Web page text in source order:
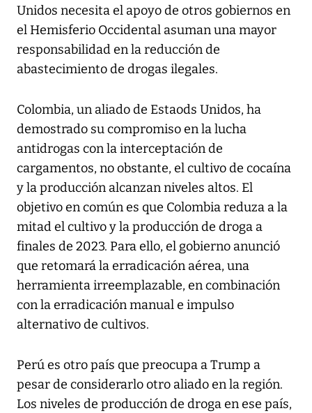
Unidos necesita el apoyo de otros gobiernos en
el Hemisferio Occidental asuman una mayor
responsabilidad en la reducción de
abastecimiento de drogas ilegales.
Colombia, un aliado de Estaods Unidos, ha
demostrado su compromiso en la lucha
antidrogas con la interceptación de
cargamentos, no obstante, el cultivo de cocaína
y la producción alcanzan niveles altos. El
objetivo en común es que Colombia reduza a la
mitad el cultivo y la producción de droga a
finales de 2023. Para ello, el gobierno anunció
que retomará la erradicación aérea, una
herramienta irreemplazable, en combinación
con la erradicación manual e impulso
alternativo de cultivos.
Perú es otro país que preocupa a Trump a
pesar de considerarlo otro aliado en la región.
Los niveles de producción de droga en ese país,